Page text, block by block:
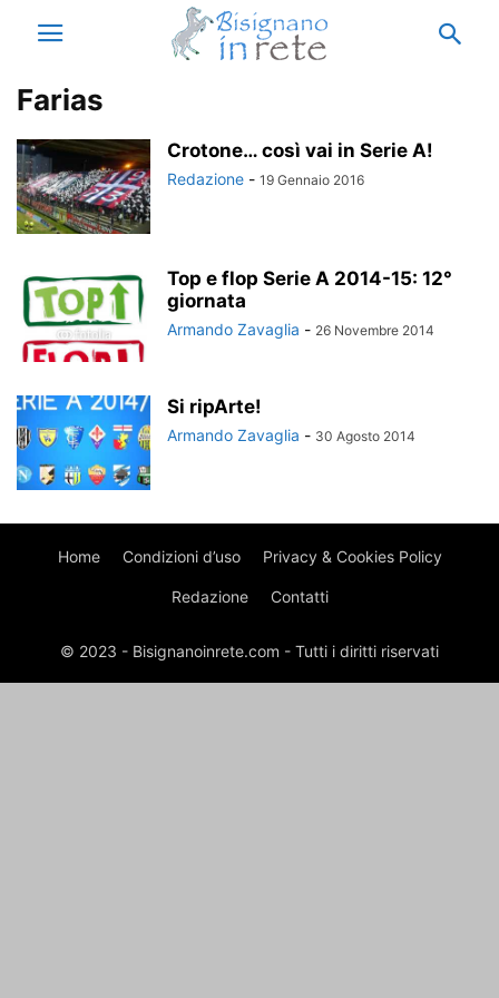
Farias
Crotone… così vai in Serie A!
Redazione - 19 Gennaio 2016
Top e flop Serie A 2014-15: 12°
giornata
Armando Zavaglia - 26 Novembre 2014
Si ripArte!
Armando Zavaglia - 30 Agosto 2014
Home Condizioni d’uso Privacy & Cookies Policy
Redazione Contatti
© 2023 - Bisignanoinrete.com - Tutti i diritti riservati